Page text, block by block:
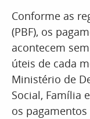
Conforme as
(PBF), os
acontecem
úteis de cada
Ministério de
Social, Família
os